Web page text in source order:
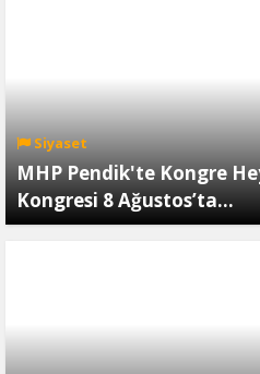
Siyaset
MHP Pendik'te Kongre
Kongresi 8 Ağustos’ta…